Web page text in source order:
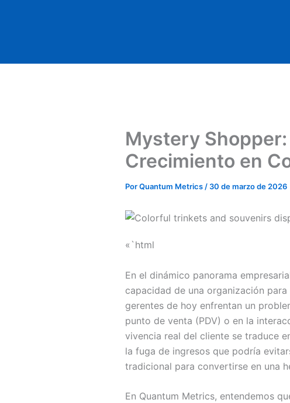
Mystery
Crecimiento en
PorQuantum Metrics / 30 de marzo de 2026
«`html
En el dinámico panorama
capacidad de una organización
gerentes de hoy enfrentan un
punto de venta (PDV) o en la
vivencia real del cliente se traduce
la fuga de ingresos que podría
tradicional para convertirse en una
En Quantum Metrics, entendemos